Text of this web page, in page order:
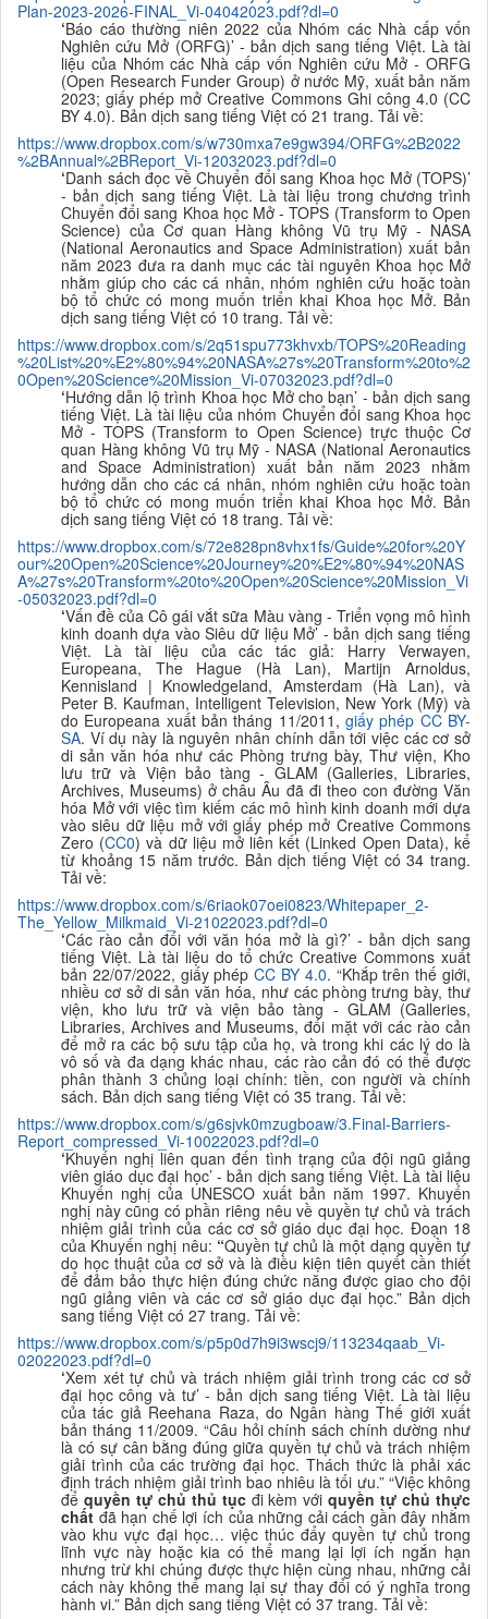
Plan-2023-2026-FINAL_Vi-04042023.pdf?dl=0
‘Báo cáo thường niên 2022 của Nhóm các Nhà cấp vốn
Nghiên cứu Mở (ORFG)’ - bản dịch sang tiếng Việt. Là tài
liệu của Nhóm các Nhà cấp vốn Nghiên cứu Mở - ORFG
(Open Research Funder Group) ở nước Mỹ, xuất bản năm
2023; giấy phép mở Creative Commons Ghi công 4.0 (CC
BY 4.0). Bản dịch sang tiếng Việt có 21 trang. Tải về:
https://www.dropbox.com/s/w730mxa7e9gw394/ORFG%2B2022
%2BAnnual%2BReport_Vi-12032023.pdf?dl=0
‘Danh sách đọc về Chuyển đổi sang Khoa học Mở (TOPS)’
- bản dịch sang tiếng Việt. Là tài liệu trong chương trình
Chuyển đổi sang Khoa học Mở - TOPS (Transform to Open
Science) của Cơ quan Hàng không Vũ trụ Mỹ - NASA
(National Aeronautics and Space Administration) xuất bản
năm 2023 đưa ra danh mục các tài nguyên Khoa học Mở
nhằm giúp cho các cá nhân, nhóm nghiên cứu hoặc toàn
bộ tổ chức có mong muốn triển khai Khoa học Mở. Bản
dịch sang tiếng Việt có 10 trang. Tải về:
https://www.dropbox.com/s/2q51spu773khvxb/TOPS%20Reading
%20List%20%E2%80%94%20NASA%27s%20Transform%20to%2
0Open%20Science%20Mission_Vi-07032023.pdf?dl=0
‘Hướng dẫn lộ trình Khoa học Mở cho bạn’ - bản dịch sang
tiếng Việt. Là tài liệu của nhóm Chuyển đổi sang Khoa học
Mở - TOPS (Transform to Open Science) trực thuộc Cơ
quan Hàng không Vũ trụ Mỹ - NASA (National Aeronautics
and Space Administration) xuất bản năm 2023 nhằm
hướng dẫn cho các cá nhân, nhóm nghiên cứu hoặc toàn
bộ tổ chức có mong muốn triển khai Khoa học Mở. Bản
dịch sang tiếng Việt có 18 trang. Tải về:
https://www.dropbox.com/s/72e828pn8vhx1fs/Guide%20for%20Y
our%20Open%20Science%20Journey%20%E2%80%94%20NAS
A%27s%20Transform%20to%20Open%20Science%20Mission_Vi
-05032023.pdf?dl=0
‘Vấn đề của Cô gái vắt sữa Màu vàng - Triển vọng mô hình
kinh doanh dựa vào Siêu dữ liệu Mở’ - bản dịch sang tiếng
Việt. Là tài liệu của các tác giả: Harry Verwayen,
Europeana, The Hague (Hà Lan), Martijn Arnoldus,
Kennisland | Knowledgeland, Amsterdam (Hà Lan), và
Peter B. Kaufman, Intelligent Television, New York (Mỹ) và
do Europeana xuất bảntháng 11/2011,giấy phép CC BY-
SA. Ví dụ này là nguyên nhân chính dẫn tới việc các cơ sở
di sản văn hóa như các Phòng trưng bày, Thư viện, Kho
lưu trữ và Viện bảo tàng - GLAM (Galleries, Libraries,
Archives, Museums) ở châu Âu đã đi theo con đường Văn
hóa Mở với việc tìm kiếm các mô hình kinh doanh mới dựa
vào siêu dữ liệu mở với giấy phép mở Creative Commons
Zero (CC0) và dữ liệu mở liên kết (Linked Open Data), kể
từ khoảng 15 năm trước. Bản dịch tiếng Việt có 34 trang.
Tải về:
https://www.dropbox.com/s/6riaok07oei0823/Whitepaper_2-
The_Yellow_Milkmaid_Vi-21022023.pdf?dl=0
‘Các rào cản đối với văn hóa mở là gì?’ - bản dịch sang
tiếng Việt. Là tài liệu do tổ chức Creative Commons xuất
bản 22/07/2022, giấy phépCC BY 4.0. “Khắp trên thế giới,
nhiều cơ sở di sản văn hóa, như các phòng trưng bày, thư
viện, kho lưu trữ và viện bảo tàng - GLAM (Galleries,
Libraries, Archives and Museums, đối mặt với các rào cản
để mở ra các bộ sưu tập của họ, và trong khi các lý do là
vô số và đa dạng khác nhau, các rào cản đó có thể được
phân thành 3 chủng loại chính: tiền, con người và chính
sách. Bản dịch sang tiếng Việt có 35 trang. Tải về:
https://www.dropbox.com/s/g6sjvk0mzugboaw/3.Final-Barriers-
Report_compressed_Vi-10022023.pdf?dl=0
‘Khuyến nghị liên quan đến tình trạng của đội ngũ giảng
viên giáo dục đại học’ - bản dịch sang tiếng Việt. Là tài liệu
Khuyến nghị của UNESCO xuất bản năm 1997. Khuyến
nghị này cũng có phần riêng nêu về quyền tự chủ và trách
nhiệm giải trình của các cơ sở giáo dục đại học. Đoạn 18
của Khuyến nghị nêu: “Quyền tự chủ là một dạng quyền tự
do học thuật của cơ sở và là điều kiện tiên quyết cần thiết
để đảm bảo thực hiện đúng chức năng được giao cho đội
ngũ giảng viên và các cơ sở giáo dục đại học.” Bản dịch
sang tiếng Việt có 27 trang. Tải về:
https://www.dropbox.com/s/p5p0d7h9i3wscj9/113234qaab_Vi-
02022023.pdf?dl=0
‘Xem xét tự chủ và trách nhiệm giải trình trong các cơ sở
đại học công và tư’ - bản dịch sang tiếng Việt. Là tài liệu
của tác giả Reehana Raza, do Ngân hàng Thế giới xuất
bản tháng 11/2009. “Câu hỏi chính sách chính dường như
là có sự cân bằng đúng giữa quyền tự chủ và trách nhiệm
giải trình của các trường đại học. Thách thức là phải xác
định trách nhiệm giải trình bao nhiêu là tối ưu.” “Việc không
để quyền tự chủ thủ tụcđi kèm vớiquyền tự chủ thực
chất đã hạn chế lợi ích của những cải cách gần đây nhằm
vào khu vực đại học… việc thúc đẩy quyền tự chủ trong
lĩnh vực này hoặc kia có thể mang lại lợi ích ngắn hạn
nhưng trừ khi chúng được thực hiện cùng nhau, những cải
cách này không thể mang lại sự thay đổi có ý nghĩa trong
hành vi.” Bản dịch sang tiếng Việt có 37 trang. Tải về: